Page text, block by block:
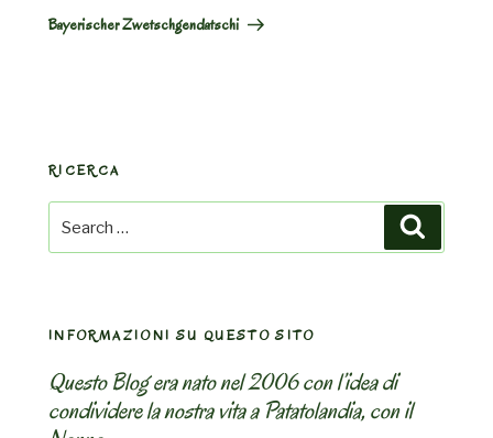
Bayerischer Zwetschgendatschi
RICERCA
Search
for:
INFORMAZIONI SU QUESTO SITO
Questo Blog era nato nel 2006 con l’idea di
condividere la nostra vita a Patatolandia, con il